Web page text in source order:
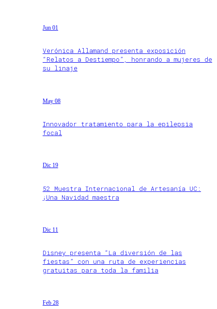
Jun 01
Verónica Allamand presenta exposición
“Relatos a Destiempo”, honrando a mujeres de
su linaje
May 08
Innovador tratamiento para la epilepsia
focal
Dic 19
52 Muestra Internacional de Artesanía UC:
¡Una Navidad maestra
Dic 11
Disney presenta “La diversión de las
fiestas” con una ruta de experiencias
gratuitas para toda la familia
Feb 28